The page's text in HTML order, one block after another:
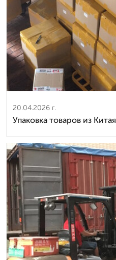
20.04.2026 г.
Упаковка товаров из Китая